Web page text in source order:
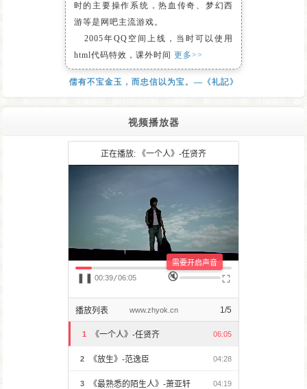
时的主要操作系统，热血传奇、梦幻西
游等是网吧主流游戏。
2005年QQ空间上线，当时可以使用
html代码特效，课外时间 更多>>
儒有不宝金玉，而忠信以为宝。—《礼記》
视频播放器